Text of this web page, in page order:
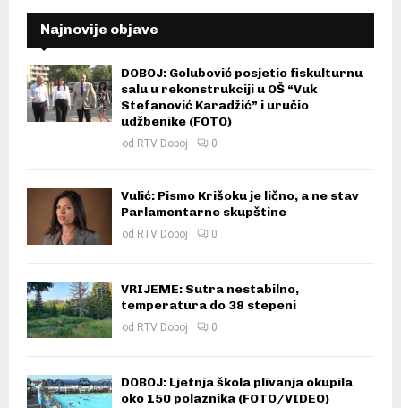
Najnovije objave
DOBOJ: Golubović posjetio fiskulturnu
salu u rekonstrukciji u OŠ “Vuk
Stefanović Karadžić” i uručio
udžbenike (FOTO)
od RTV Doboj 0
Vulić: Pismo Krišoku je lično, a ne stav
Parlamentarne skupštine
od RTV Doboj 0
VRIJEME: Sutra nestabilno,
temperatura do 38 stepeni
od RTV Doboj 0
DOBOJ: Ljetnja škola plivanja okupila
oko 150 polaznika (FOTO/VIDEO)